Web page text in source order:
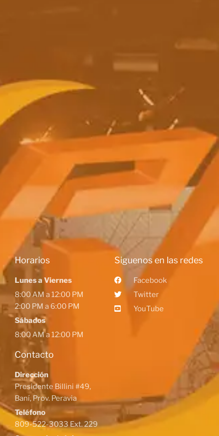
Horarios
Lunes a Viernes
8:00 AM a 12:00 PM
2:00 PM a 6:00 PM
Sábados
8:00 AM a 12:00 PM
Contacto
Dirección
Presidente Billini #49,
Baní, Prov. Peravia
Teléfono
809-522-3033 Ext. 229
Siguenos en las redes
Facebook
Twitter
YouTube